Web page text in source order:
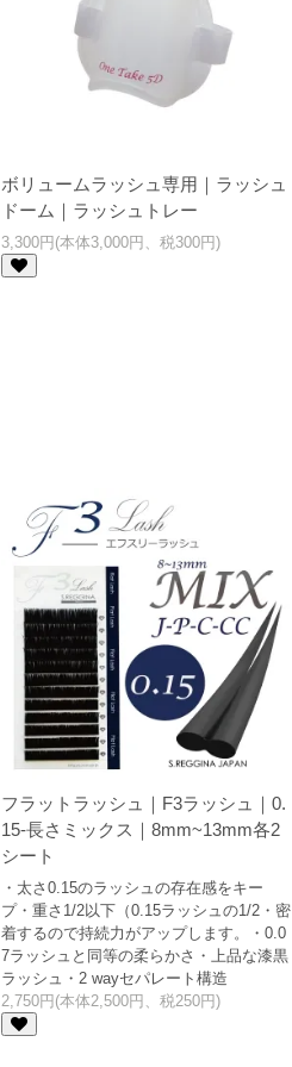
ボリュームラッシュ専用｜ラッシュ
ドーム｜ラッシュトレー
3,300円(本体3,000円、税300円)
フラットラッシュ｜F3ラッシュ｜0.
15-長さミックス｜8mm~13mm各2
シート
・太さ0.15のラッシュの存在感をキー
プ・重さ1/2以下（0.15ラッシュの1/2・密
着するので持続力がアップします。・0.0
7ラッシュと同等の柔らかさ・上品な漆黒
ラッシュ・2 wayセパレート構造
2,750円(本体2,500円、税250円)